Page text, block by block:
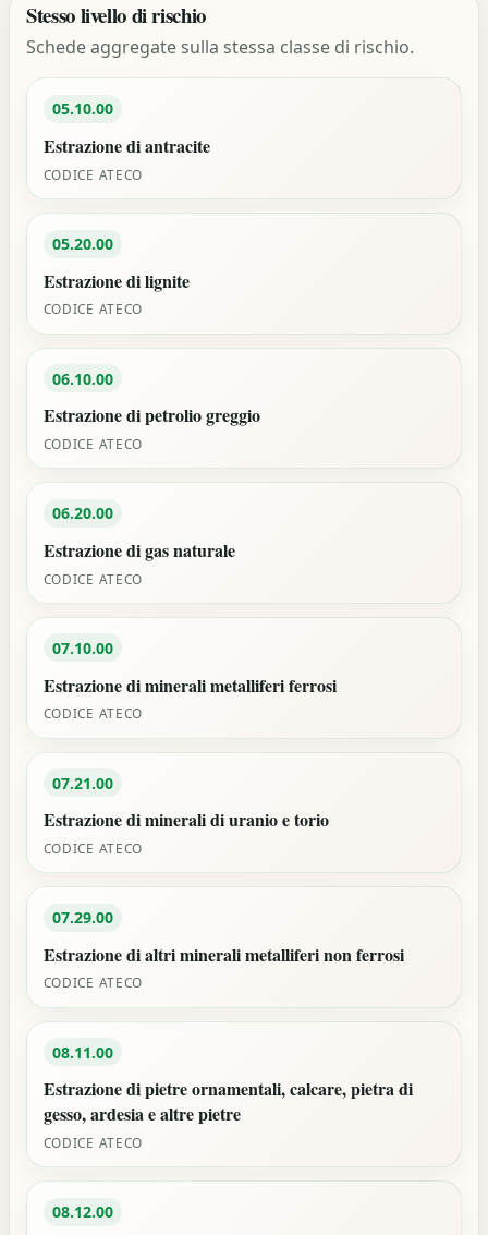
Stesso livello di rischio
Schede aggregate sulla stessa classe di rischio.
05.10.00
Estrazione di antracite
CODICE ATECO
05.20.00
Estrazione di lignite
CODICE ATECO
06.10.00
Estrazione di petrolio greggio
CODICE ATECO
06.20.00
Estrazione di gas naturale
CODICE ATECO
07.10.00
Estrazione di minerali metalliferi ferrosi
CODICE ATECO
07.21.00
Estrazione di minerali di uranio e torio
CODICE ATECO
07.29.00
Estrazione di altri minerali metalliferi non ferrosi
CODICE ATECO
08.11.00
Estrazione di pietre ornamentali, calcare, pietra di
gesso, ardesia e altre pietre
CODICE ATECO
08.12.00